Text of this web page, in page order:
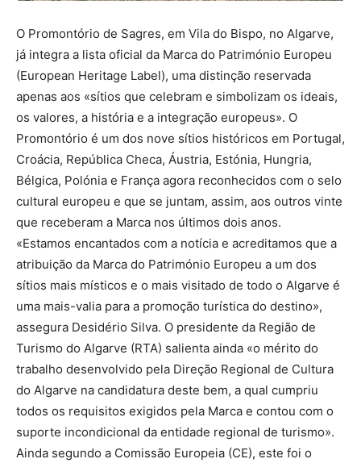
O Promontório de Sagres, em Vila do Bispo, no Algarve,
já integra a lista oficial da Marca do Património Europeu
(European Heritage Label), uma distinção reservada
apenas aos «sítios que celebram e simbolizam os ideais,
os valores, a história e a integração europeus». O
Promontório é um dos nove sítios históricos em Portugal,
Croácia, República Checa, Áustria, Estónia, Hungria,
Bélgica, Polónia e França agora reconhecidos com o selo
cultural europeu e que se juntam, assim, aos outros vinte
que receberam a Marca nos últimos dois anos.
«Estamos encantados com a notícia e acreditamos que a
atribuição da Marca do Património Europeu a um dos
sítios mais místicos e o mais visitado de todo o Algarve é
uma mais-valia para a promoção turística do destino»,
assegura Desidério Silva. O presidente da Região de
Turismo do Algarve (RTA) salienta ainda «o mérito do
trabalho desenvolvido pela Direção Regional de Cultura
do Algarve na candidatura deste bem, a qual cumpriu
todos os requisitos exigidos pela Marca e contou com o
suporte incondicional da entidade regional de turismo».
Ainda segundo a Comissão Europeia (CE), este foi o